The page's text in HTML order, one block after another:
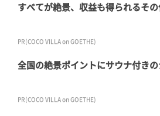
すべてが絶景、収益も得られるそ
PR(COCO VILLA on GOETHE)
全国の絶景ポイントにサウナ付き
PR(COCO VILLA on GOETHE)